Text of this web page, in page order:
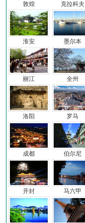
敦煌
淮安
丽江
洛阳
成都
开封
克拉科夫
墨尔本
全州
罗马
伯尔尼
马六甲
前子